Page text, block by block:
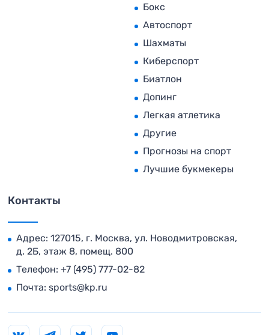
Бокс
Автоспорт
Шахматы
Киберспорт
Биатлон
Допинг
Легкая атлетика
Другие
Прогнозы на спорт
Лучшие букмекеры
Контакты
Адрес: 127015, г. Москва, ул. Новодмитровская,
д. 2Б, этаж 8, помещ. 800
Телефон: +7 (495) 777-02-82
Почта: sports@kp.ru